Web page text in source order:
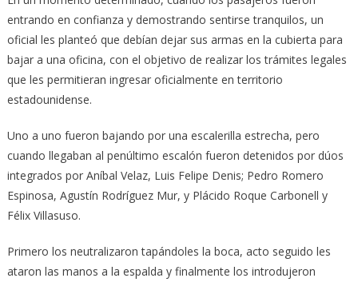
entrando en confianza y demostrando sentirse tranquilos, un
oficial les planteó que debían dejar sus armas en la cubierta para
bajar a una oficina, con el objetivo de realizar los trámites legales
que les permitieran ingresar oficialmente en territorio
estadounidense.
Uno a uno fueron bajando por una escalerilla estrecha, pero
cuando llegaban al penúltimo escalón fueron detenidos por dúos
integrados por Aníbal Velaz, Luis Felipe Denis; Pedro Romero
Espinosa, Agustín Rodríguez Mur, y Plácido Roque Carbonell y
Félix Villasuso.
Primero los neutralizaron tapándoles la boca, acto seguido les
ataron las manos a la espalda y finalmente los introdujeron